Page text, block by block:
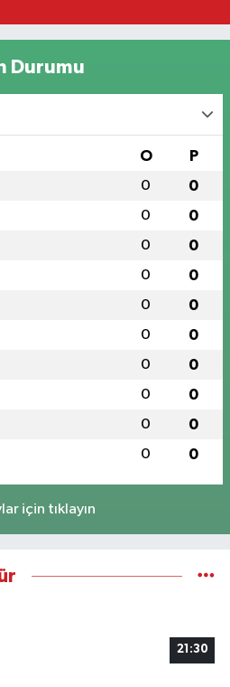
Durumu
O P
0 0
0 0
0 0
0 0
0 0
0 0
0 0
0 0
0 0
0 0
için tıklayın
21:30